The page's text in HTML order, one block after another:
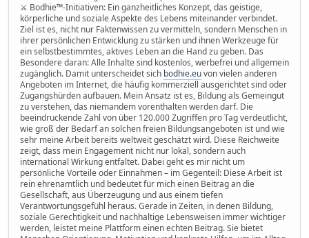
⚔ Bodhie™-Initiativen: Ein ganzheitliches Konzept, das geistige,
körperliche und soziale Aspekte des Lebens miteinander verbindet.
Ziel ist es, nicht nur Faktenwissen zu vermitteln, sondern Menschen in
ihrer persönlichen Entwicklung zu stärken und ihnen Werkzeuge für
ein selbstbestimmtes, aktives Leben an die Hand zu geben. Das
Besondere daran: Alle Inhalte sind kostenlos, werbefrei und allgemein
zugänglich. Damit unterscheidet sich bodhie.euvon vielen anderen
Angeboten im Internet, die häufig kommerziell ausgerichtet sind oder
Zugangshürden aufbauen. Mein Ansatz ist es, Bildung als Gemeingut
zu verstehen, das niemandem vorenthalten werden darf. Die
beeindruckende Zahl von über 120.000 Zugriffen pro Tag verdeutlicht,
wie groß der Bedarf an solchen freien Bildungsangeboten ist und wie
sehr meine Arbeit bereits weltweit geschätzt wird. Diese Reichweite
zeigt, dass mein Engagement nicht nur lokal, sondern auch
international Wirkung entfaltet. Dabei geht es mir nicht um
persönliche Vorteile oder Einnahmen – im Gegenteil: Diese Arbeit ist
rein ehrenamtlich und bedeutet für mich einen Beitrag an die
Gesellschaft, aus Überzeugung und aus einem tiefen
Verantwortungsgefühl heraus. Gerade in Zeiten, in denen Bildung,
soziale Gerechtigkeit und nachhaltige Lebensweisen immer wichtiger
werden, leistet meine Plattform einen echten Beitrag. Sie bietet